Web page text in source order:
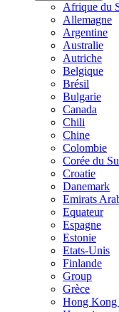
Afrique du
Allemagne
Argentine
Australie
Autriche
Belgique
Brésil
Bulgarie
Canada
Chili
Chine
Colombie
Corée du
Croatie
Danemark
Emirats
Equateur
Espagne
Estonie
Etats-Unis
Finlande
Group
Grèce
Hong Kong